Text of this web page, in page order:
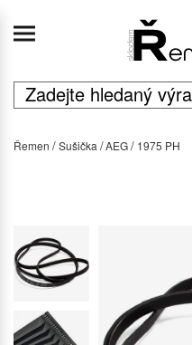
Řemen Sušička AEG 1975 PH